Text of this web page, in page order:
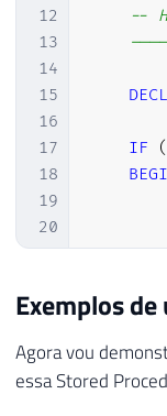
12
13
14
15
16
17
18
19
20
21
23
25
26
--
IF (
END
Exemplos de
Agora vou
essa Stored